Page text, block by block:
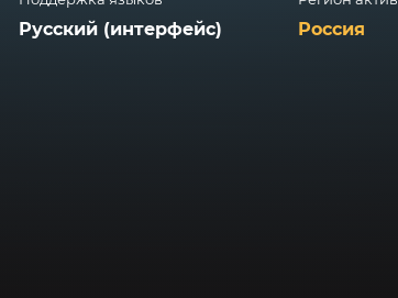
Русский (интерфейс) Россия